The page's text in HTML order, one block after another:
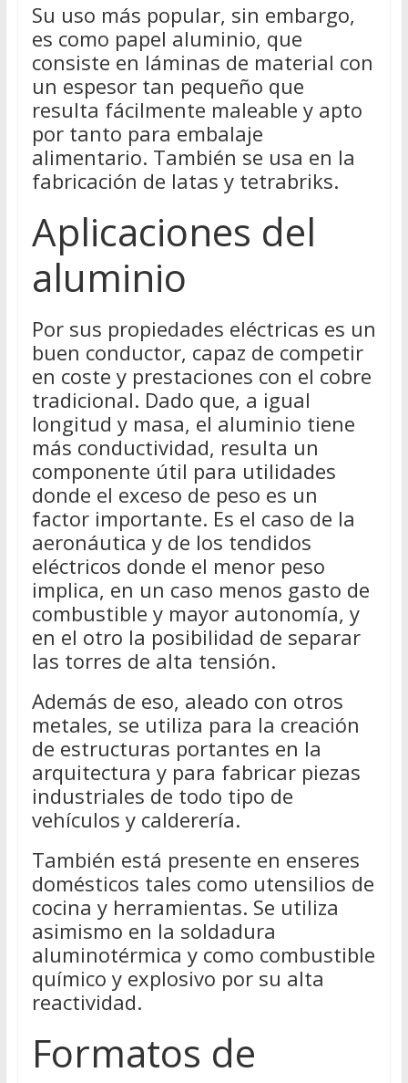
Su uso más popular, sin embargo,
es como papel aluminio, que
consiste en láminas de material con
un espesor tan pequeño que
resulta fácilmente maleable y apto
por tanto para embalaje
alimentario. También se usa en la
fabricación de latas y tetrabriks.
Aplicaciones del
aluminio
Por sus propiedades eléctricas es un
buen conductor, capaz de competir
en coste y prestaciones con el cobre
tradicional. Dado que, a igual
longitud y masa, el aluminio tiene
más conductividad, resulta un
componente útil para utilidades
donde el exceso de peso es un
factor importante. Es el caso de la
aeronáutica y de los tendidos
eléctricos donde el menor peso
implica, en un caso menos gasto de
combustible y mayor autonomía, y
en el otro la posibilidad de separar
las torres de alta tensión.
Además de eso, aleado con otros
metales, se utiliza para la creación
de estructuras portantes en la
arquitectura y para fabricar piezas
industriales de todo tipo de
vehículos y calderería.
También está presente en enseres
domésticos tales como utensilios de
cocina y herramientas. Se utiliza
asimismo en la soldadura
aluminotérmica y como combustible
químico y explosivo por su alta
reactividad.
Formatos de